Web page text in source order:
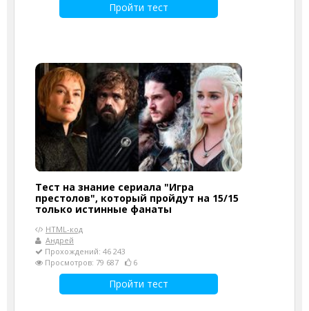
Пройти тест
Тест на знание сериала "Игра
престолов", который пройдут на 15/15
только истинные фанаты
HTML-код
Андрей
Прохождений: 46 243
Просмотров: 79 687
6
Пройти тест